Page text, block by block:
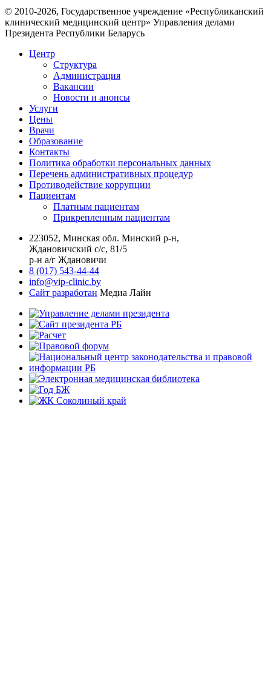
© 2010-2026, Государственное учреждение «Республиканский
клинический медицинский центр» Управления делами
Президента Республики Беларусь
Центр
Структура
Администрация
Вакансии
Новости и анонсы
Услуги
Цены
Врачи
Образование
Контакты
Политика обработки персональных данных
Перечень административных процедур
Противодействие коррупции
Пациентам
Платным пациентам
Прикрепленным пациентам
223052, Минская обл. Минский р-н,
Ждановичский с/с, 81/5
р-н а/г Ждановичи
8 (017) 543-44-44
info@vip-clinic.by
Сайт разработан Медиа Лайн